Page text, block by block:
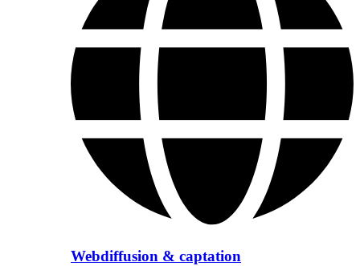
Webdiffusion & captation